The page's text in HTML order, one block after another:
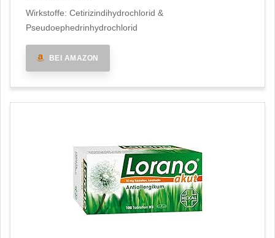
Wirkstoffe: Cetirizindihydrochlorid &
Pseudoephedrinhydrochlorid
BEI AMAZON